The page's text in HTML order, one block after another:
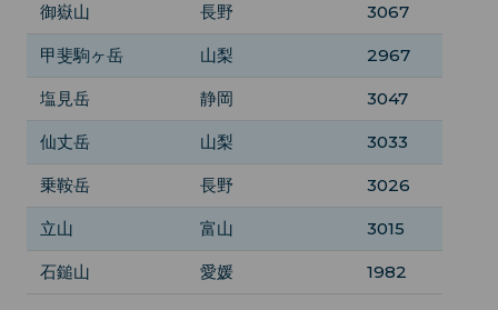
御嶽山 長野 3067
甲斐駒ヶ岳 山梨 2967
塩見岳 静岡 3047
仙丈岳 山梨 3033
乗鞍岳 長野 3026
立山 富山 3015
石鎚山 愛媛 1982